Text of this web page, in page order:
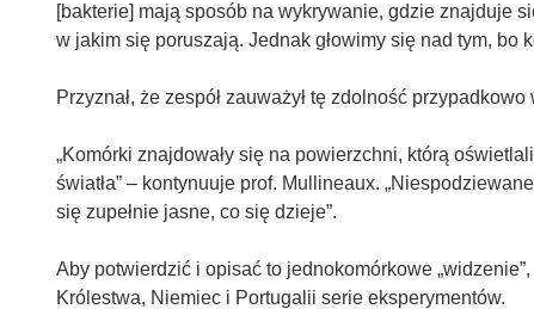
[bakterie] mają sposób na wykrywanie, gdzie znajduje
w jakim się poruszają. Jednak głowimy się nad tym, bo
Przyznał, że zespół zauważył tę zdolność
„Komórki znajdowały się na powierzchni, którą
światła” – kontynuuje prof. Mullineaux.
się zupełnie jasne, co się dzieje”.
Aby potwierdzić i opisać to jednokomórkowe
Królestwa, Niemiec i Portugalii serie eksperymentów.